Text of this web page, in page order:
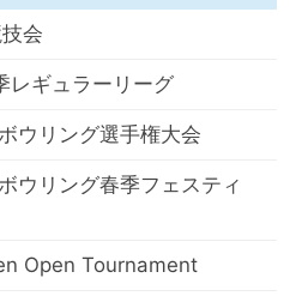
会
レギュラーリーグ
ウリング選手権大会
ウリング春季フェスティ
Open Tournament